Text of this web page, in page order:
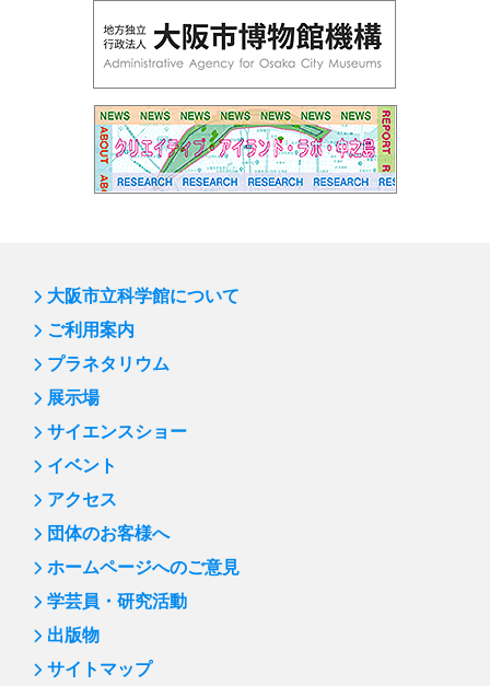
第93回 企画展「光とあかり」
第92回プラネタリウム「ブラックホール」
第91回サイエンスショー「赤青緑の光サイエンス」
第90回国際光年協賛「花火の色とひかり展」
第87回サイエンスショー「飛ばしてみよう！」
第86回 プラネタリウム「オーロラ」
第85回 サイエンスショー「バランス大実験」
新年のごあいさつ
第84回 プラネタリウム「ビッグバン～宇宙ヒストリア
～」
第83回 サイエンスショー「水の科学」：凍らない水
第82回 プラネタリウム「宇宙人をさがす冴えたやり方
―沈黙のフライバイ」
第81回 「はやぶさ２」 プラネタリウム＆企画展につい
て
第80回 サイエンスショー「空気パワー」
大阪市立科学館について
ご利用案内
プラネタリウム
展示場
サイエンスショー
イベント
アクセス
団体のお客様へ
ホームページへのご意見
学芸員・研究活動
出版物
サイトマップ